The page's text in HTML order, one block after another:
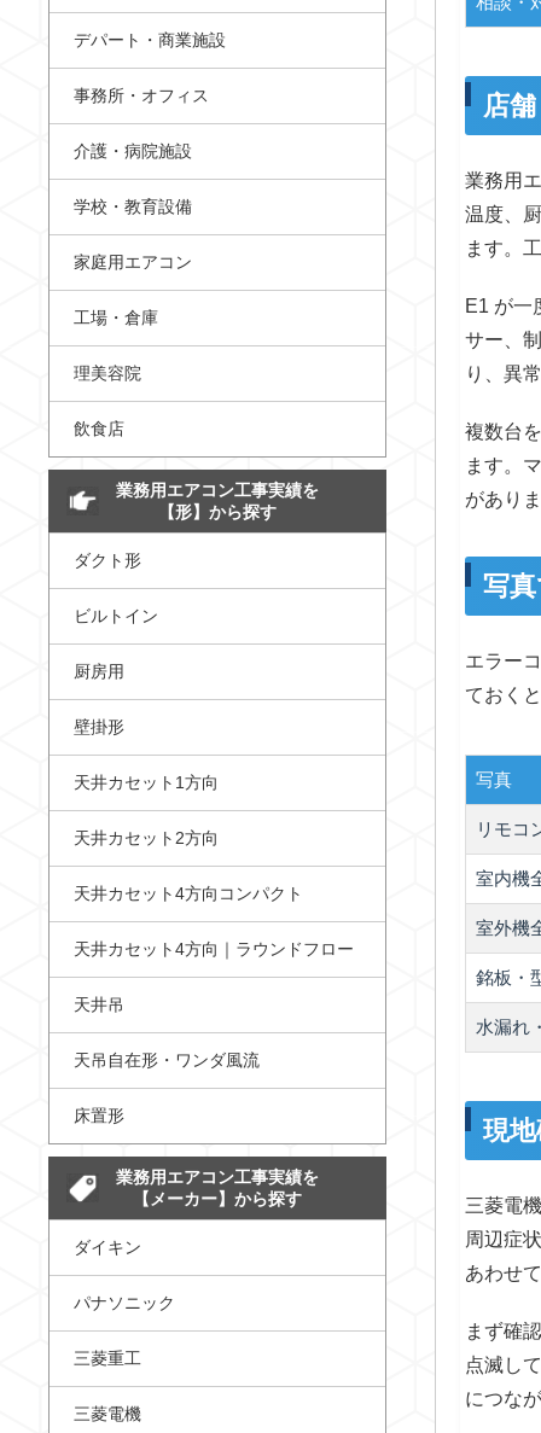
店
業務用
温度、
ます。
E1 が一
サー、
り、異
複数台
ます。
があり
写
エラー
ておく
写真
リモコ
室内機
室外機
銘板・
水漏れ
現
三菱電
周辺症
あわせ
まず確
点滅し
につな
デパート・商業施設
事務所・オフィス
介護・病院施設
学校・教育設備
家庭用エアコン
工場・倉庫
理美容院
飲食店
業務用エアコン工事実績を
【形】から探す
ダクト形
ビルトイン
厨房用
壁掛形
天井カセット1方向
天井カセット2方向
天井カセット4方向コンパクト
天井カセット4方向｜ラウンドフロー
天井吊
天吊自在形・ワンダ風流
床置形
業務用エアコン工事実績を
【メーカー】から探す
ダイキン
パナソニック
三菱重工
三菱電機